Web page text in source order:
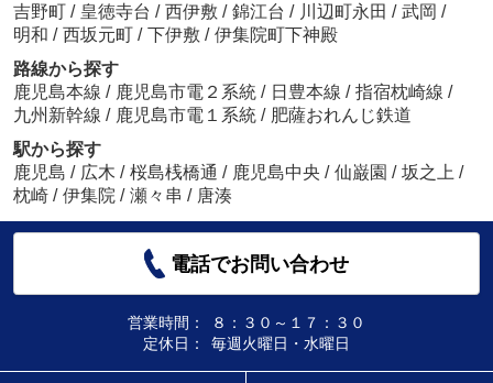
吉野町 / 皇徳寺台 / 西伊敷 / 錦江台 / 川辺町永田 / 武岡 /
明和 / 西坂元町 / 下伊敷 / 伊集院町下神殿
路線から探す
鹿児島本線 / 鹿児島市電２系統 / 日豊本線 / 指宿枕崎線 /
九州新幹線 / 鹿児島市電１系統 / 肥薩おれんじ鉄道
駅から探す
鹿児島 / 広木 / 桜島桟橋通 / 鹿児島中央 / 仙巌園 / 坂之上 /
枕崎 / 伊集院 / 瀬々串 / 唐湊
電話でお問い合わせ
営業時間：
８：３０～１７：３０
定休日：
毎週火曜日・水曜日